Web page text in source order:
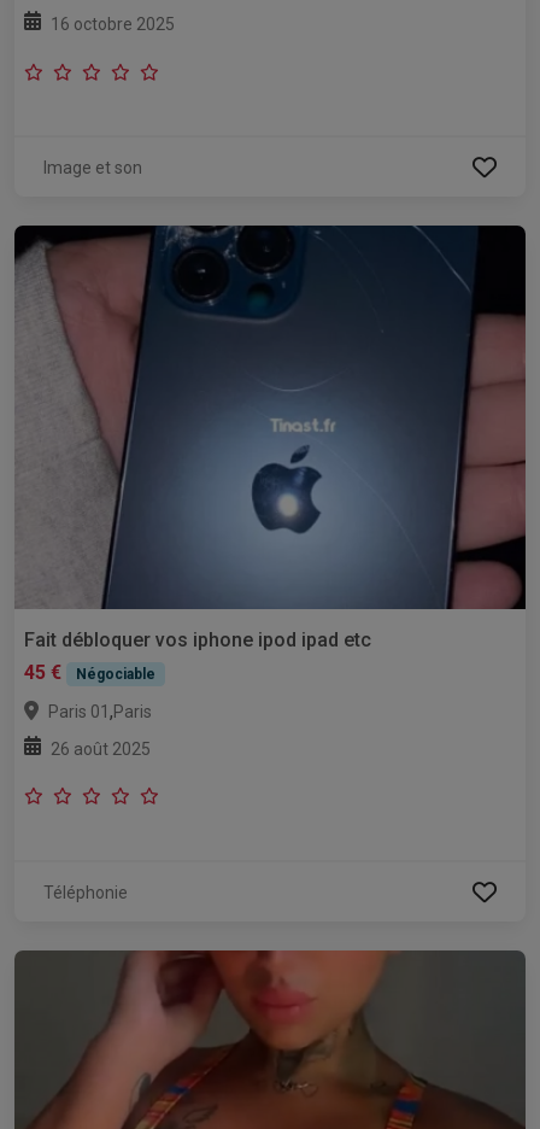
16 octobre 2025
Image et son
Fait débloquer vos iphone ipod ipad etc
45 €
Négociable
Paris 01 ,Paris
26 août 2025
Téléphonie